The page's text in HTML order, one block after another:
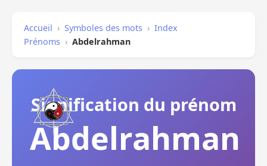
Accueil › Symboles des mots › Index
Prénoms › Abdelrahman
Signification du prénom
Abdelrahman